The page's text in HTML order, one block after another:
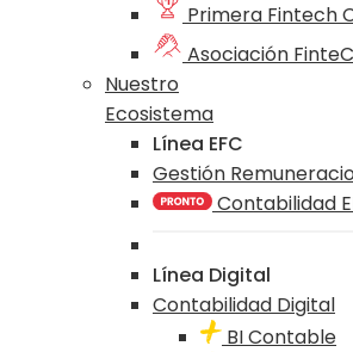
Primera Fintech
Asociación
Nuestro
Ecosistema
Línea EFC
Gestión
Contabilidad
Línea Digital
Contabilidad Digital
BI Contable